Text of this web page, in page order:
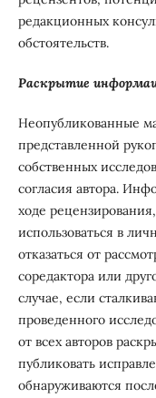
редакционных
обстоятельств.
Раскрытие
Неопубликованные
представленной
собственных
согласия автора.
ходе
использоваться в
отказаться от
соредактора или
случае, если
проведенного
от всех авторов
публиковать
обнаруживаются